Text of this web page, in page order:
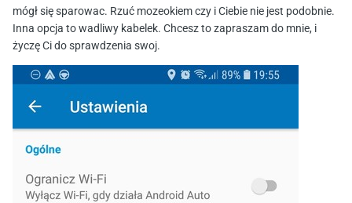
mógł się sparowac. Rzuć mozeokiem czy i Ciebie nie jest podobnie.
Inna opcja to wadliwy kabelek. Chcesz to zapraszam do mnie, i
życzę Ci do sprawdzenia swoj.